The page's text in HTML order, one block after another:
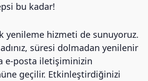
bu kadar!
yenileme hizmeti de sunuyoruz.
süresi dolmadan yenilenir
e-posta iletişiminizin
geçilir. Etkinleştirdiğinizi